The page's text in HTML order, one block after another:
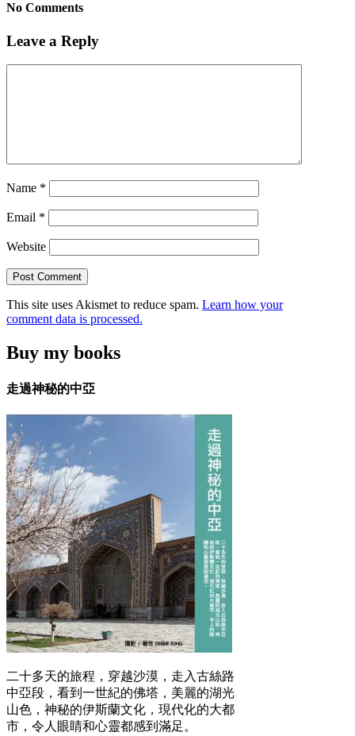
No Comments
Leave a Reply
Name *
Email *
Website
This site uses Akismet to reduce spam. Learn how your
comment data is processed.
Buy my books
走過神秘的中亞
二十多天的旅程，穿越沙漠，走入古絲路
中亞段，看到一世紀的佛塔，美麗的湖光
山色，神秘的伊斯蘭文化，現代化的大都
市，令人眼睛和心靈都感到滿足。